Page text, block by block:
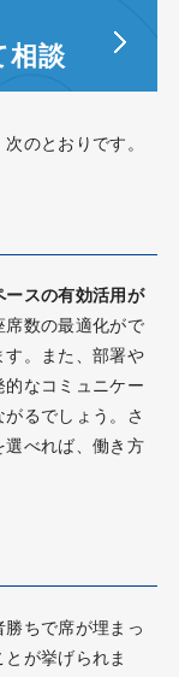
相談
のとおりです。
ースの有効活用が
席数の最適化がで
す。また、部署や
なコミュニケー
るでしょう。さ
選べれば、働き方
ちで席が埋まっ
とが挙げられま